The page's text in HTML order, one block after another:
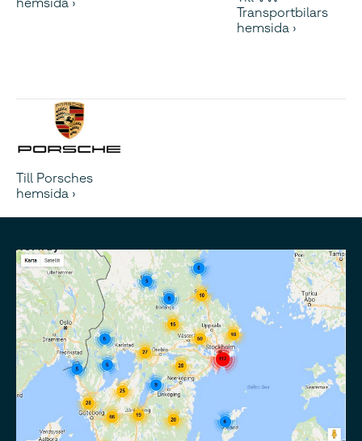
Transportbilars
hemsida
Till Porsches
hemsida